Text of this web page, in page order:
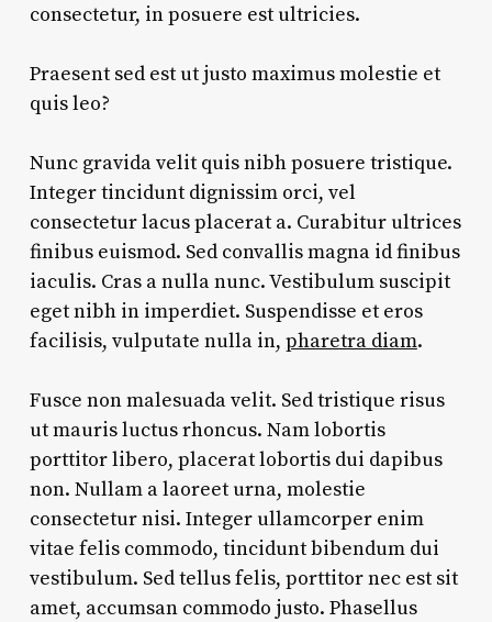
consectetur, in posuere est ultricies.
Praesent sed est ut justo maximus molestie et
quis leo?
Nunc gravida velit quis nibh posuere tristique.
Integer tincidunt dignissim orci, vel
consectetur lacus placerat a. Curabitur ultrices
finibus euismod. Sed convallis magna id finibus
iaculis. Cras a nulla nunc. Vestibulum suscipit
eget nibh in imperdiet. Suspendisse et eros
facilisis, vulputate nulla in, pharetra diam.
Fusce non malesuada velit. Sed tristique risus
ut mauris luctus rhoncus. Nam lobortis
porttitor libero, placerat lobortis dui dapibus
non. Nullam a laoreet urna, molestie
consectetur nisi. Integer ullamcorper enim
vitae felis commodo, tincidunt bibendum dui
vestibulum. Sed tellus felis, porttitor nec est sit
amet, accumsan commodo justo. Phasellus